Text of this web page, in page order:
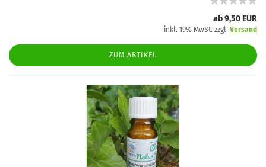
ab 9,50 EUR
inkl. 19% MwSt. zzgl. Versand
ZUM ARTIKEL